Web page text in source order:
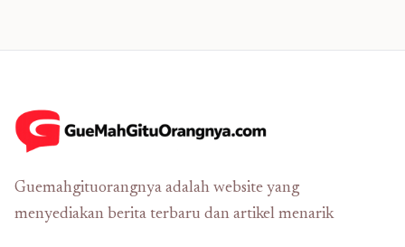
Guemahgituorangnya adalah website yang
menyediakan berita terbaru dan artikel menarik